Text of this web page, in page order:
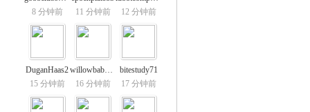
8 分钟前
11 分钟前
12 分钟前
DuganHaas2
15 分钟前
willowbaby81
16 分钟前
bitestudy71
17 分钟前